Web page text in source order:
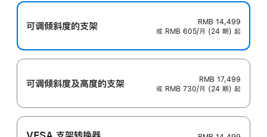
可调倾斜度的支架
RMB 14,499
或 RMB 605/月 (24 期) 起
可调倾斜度及高‍度的支‍架
RMB 17,499
或 RMB 730/月 (24 期) 起
VESA 支架转换器